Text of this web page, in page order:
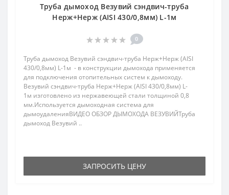
Труба дымоход Везувий сэндвич-труба
Нерж+Нерж (AISI 430/0,8мм) L-1м
0
Труба дымоход Везувий сэндвич-труба Нерж+Нерж (AISI
430/0,8мм) L-1м - в конструкции дымохода применяется
для подключения отопительных систем к дымоходу.
Везувий сэндвич-труба Нерж+Нерж (AISI 430/0,8мм) L-
1м изготовлено из нержавеющей стали толщиной 0,8
мм.Используется дымоходная система для
дымоудаленияВИДЕО ОБЗОР ДЫМОХОДА ВЕЗУВИЙТруба
дымоход Везувий ..
ЗАПРОСИТЬ ЦЕНУ